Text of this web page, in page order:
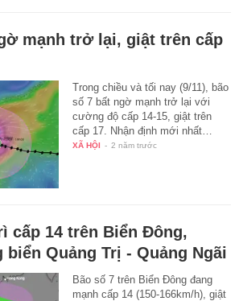
mạnh trở lại, giật trên cấp
Trong chiều và tối nay (9/11), bão
số 7 bất ngờ mạnh trở lại với
cường độ cấp 14-15, giật trên
cấp 17. Nhận định mới nhất…
XÃ HỘI - 2 năm trước
cấp 14 trên Biển Đông,
biển Quảng Trị - Quảng Ngãi
Bão số 7 trên Biển Đông đang
mạnh cấp 14 (150-166km/h), giật